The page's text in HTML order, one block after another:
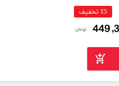
٪5 تخفیف
تومان